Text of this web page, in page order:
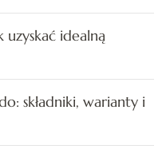
idealną
składniki, warianty i